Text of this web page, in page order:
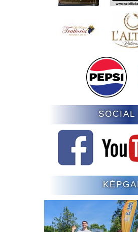
SOCIAL